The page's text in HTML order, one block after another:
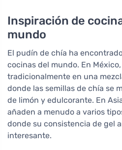
Inspiración de
mundo
El pudín de chía ha
cocinas del mundo. En
tradicionalmente en una
donde las semillas de chía se
de limón y edulcorante. En
añaden a menudo a varios
donde su consistencia de gel
interesante.